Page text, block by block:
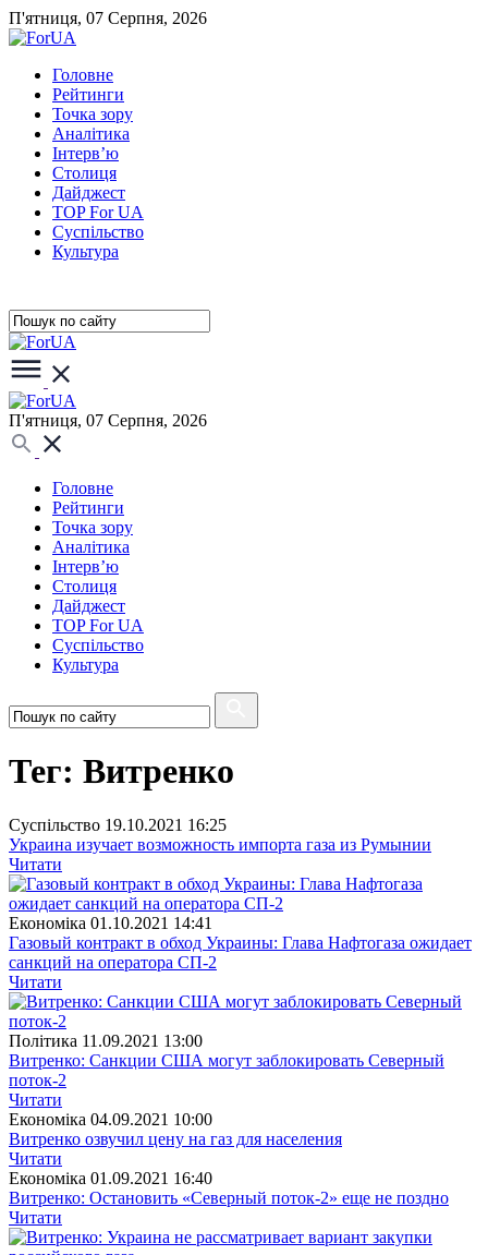
П'ятниця, 07 Серпня, 2026
Головне
Рейтинги
Точка зору
Аналітика
Інтерв’ю
Столиця
Дайджест
TOP For UA
Суспiльство
Культура
П'ятниця, 07 Серпня, 2026
Головне
Рейтинги
Точка зору
Аналітика
Інтерв’ю
Столиця
Дайджест
TOP For UA
Суспiльство
Культура
Тег: Витренко
Суспiльство 19.10.2021 16:25
Украина изучает возможность импорта газа из Румынии
Читати
Економіка 01.10.2021 14:41
Газовый контракт в обход Украины: Глава Нафтогаза ожидает
санкций на оператора СП-2
Читати
Полiтика 11.09.2021 13:00
Витренко: Санкции США могут заблокировать Северный
поток-2
Читати
Економіка 04.09.2021 10:00
Витренко озвучил цену на газ для населения
Читати
Економіка 01.09.2021 16:40
Витренко: Остановить «Северный поток-2» еще не поздно
Читати